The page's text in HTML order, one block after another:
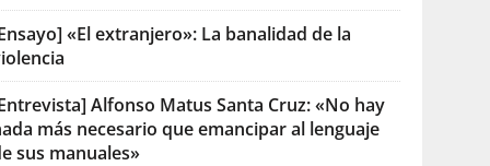
«El extranjero»: La banalidad de la
Alfonso Matus Santa Cruz: «No hay
más necesario que emancipar al lenguaje
sus manuales»